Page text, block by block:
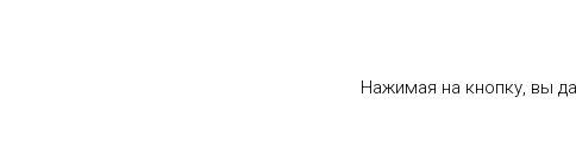
Нажимая на кнопку, вы